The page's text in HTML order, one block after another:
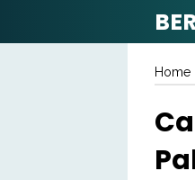
Home